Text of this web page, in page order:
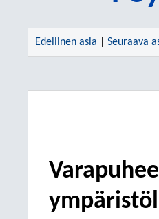
Edellinen asia Seuraava